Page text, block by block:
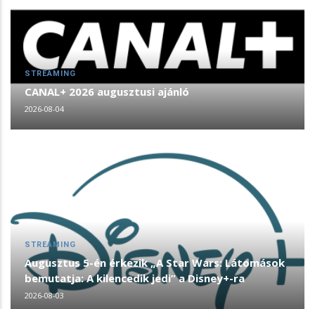
STREAMING
CANAL+ 2026 augusztusi ajánló
2026-08-04
STREAMING
Augusztus 5-én érkezik „A Star Wars: Látomások
bemutatja: A kilencedik jedi” a Disney+-ra
2026-08-03